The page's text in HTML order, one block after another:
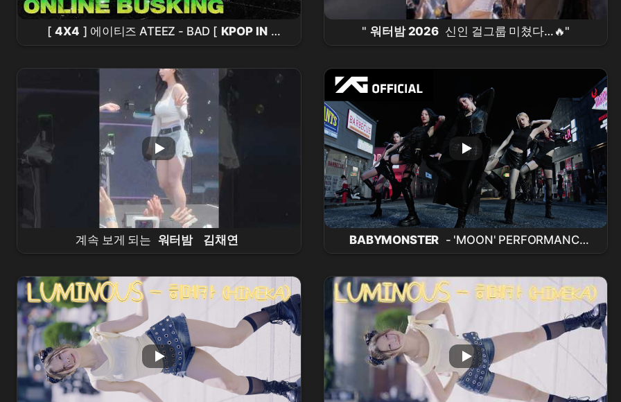
[ 4X4 ] 에이티즈 ATEEZ - BAD [ KPOP IN
PUBLIC ] 홍대 레드로드
" 워터밤 2026 신인 걸그룹 미쳤다…🔥"
계속 보게 되는 워터밤 김채연 BABYMONSTER - 'MOON' PERFORMANCE
VIDEO